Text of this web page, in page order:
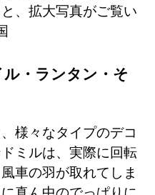
、拡大写真がご覧い
ル・ランタン・そ
様々なタイプのデコ
ミルは、実際に回転
車の羽が取れてしま